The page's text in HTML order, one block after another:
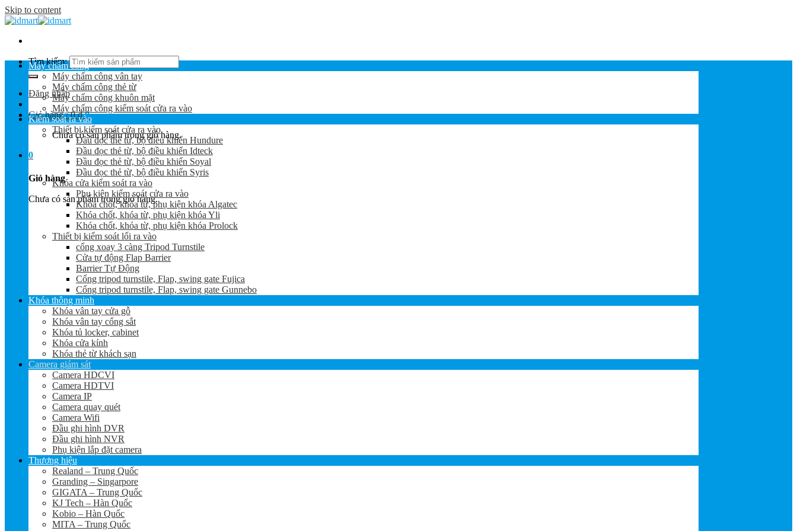
Skip to content
Tìm kiếm:
Đăng nhập
Giỏ hàng /0₫ 0
Chưa có sản phẩm trong giỏ hàng.
0
Giỏ hàng
Chưa có sản phẩm trong giỏ hàng.
Máy chấm công
Máy chấm công vân tay
Máy chấm công thẻ từ
Máy chấm công khuôn mặt
Máy chấm công kiểm soát cửa ra vào
Kiểm soát ra vào
Thiết bị kiểm soát cửa ra vào
Đầu đọc thẻ từ, bộ điều khiển Hundure
Đầu đọc thẻ từ, bộ điều khiển Idteck
Đầu đọc thẻ từ, bộ điều khiển Soyal
Đầu đọc thẻ từ, bộ điều khiển Syris
Khóa cửa kiểm soát ra vào
Phụ kiện kiểm soát cửa ra vào
Khóa chốt, khóa từ, phụ kiện khóa Algatec
Khóa chốt, khóa từ, phụ kiện khóa Yli
Khóa chốt, khóa từ, phụ kiện khóa Prolock
Thiết bị kiểm soát lối ra vào
cổng xoay 3 càng Tripod Turnstile
Cửa tự động Flap Barrier
Barrier Tự Động
Cổng tripod turnstile, Flap, swing gate Fujica
Cổng tripod turnstile, Flap, swing gate Gunnebo
Khóa thông minh
Khóa vân tay cửa gỗ
Khóa vân tay cổng sắt
Khóa tủ locker, cabinet
Khóa cửa kính
Khóa thẻ từ khách sạn
Camera giám sát
Camera HDCVI
Camera HDTVI
Camera IP
Camera quay quét
Camera Wifi
Đầu ghi hình DVR
Đầu ghi hình NVR
Phụ kiện lắp đặt camera
Thương hiệu
Realand – Trung Quốc
Granding – Singarpore
GIGATA – Trung Quốc
KJ Tech – Hàn Quốc
Kobio – Hàn Quốc
MITA – Trung Quốc